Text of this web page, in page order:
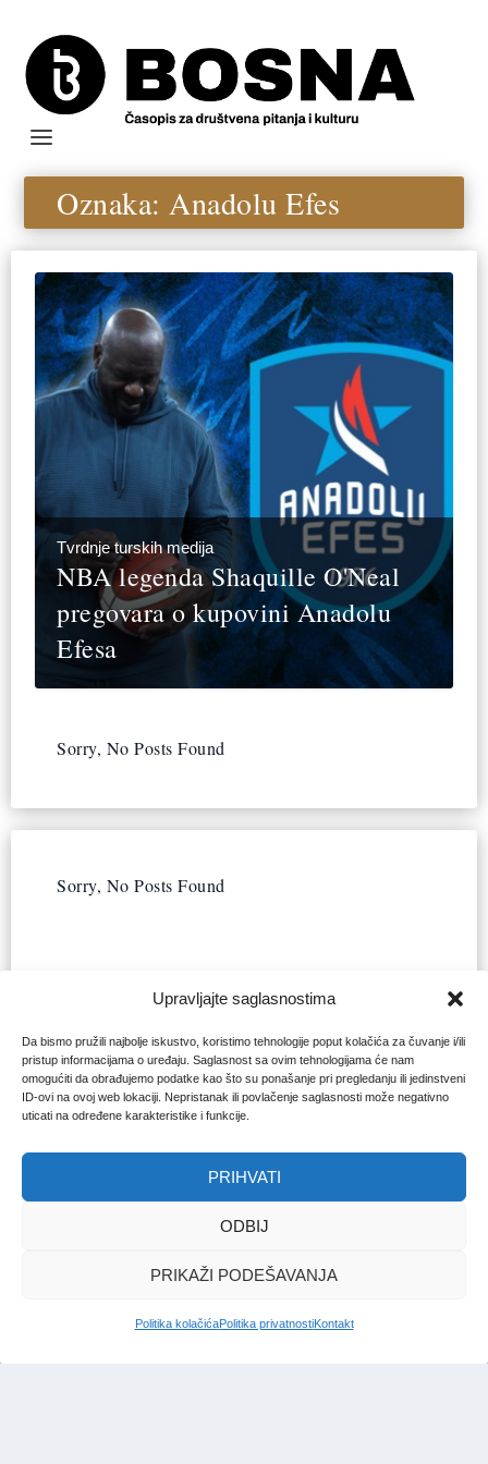
Upravljajte saglasnostima
Da bismo pružili najbolje iskustvo, koristimo tehnologije poput kolačića za čuvanje i/ili
pristup informacijama o uređaju. Saglasnost sa ovim tehnologijama će nam
omogućiti da obrađujemo podatke kao što su ponašanje pri pregledanju ili jedinstveni
ID-ovi na ovoj web lokaciji. Nepristanak ili povlačenje saglasnosti može negativno
uticati na određene karakteristike i funkcije.
PRIHVATI
ODBIJ
PRIKAŽI PODEŠAVANJA
Politika kolačićaPolitika privatnostiKontakt
Oznaka:Anadolu Efes
Tvrdnje turskih medija
NBA legenda Shaquille O'Neal
pregovara o kupovini Anadolu
Efesa
Sorry, No Posts Found
Sorry, No Posts Found